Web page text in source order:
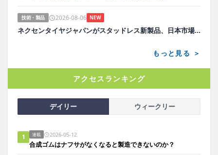
技術・製品 2026-08-06 NEW
ネクセンタイヤジャパンがスタッドレス新製品、日本市場にらみ開発
もっと見る ＞
アクセスランキング
デイリー ウィークリー
1 連載 2026-05-12
合成ゴムはナフサがなくなると製造できないのか？